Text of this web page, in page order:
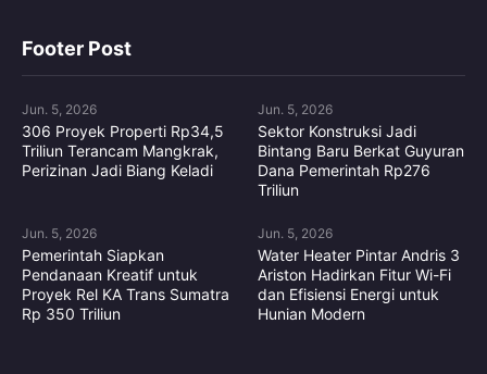
Footer Post
Jun. 5, 2026
306 Proyek Properti Rp34,5
Triliun Terancam Mangkrak,
Perizinan Jadi Biang Keladi
Jun. 5, 2026
Sektor Konstruksi Jadi
Bintang Baru Berkat Guyuran
Dana Pemerintah Rp276
Triliun
Jun. 5, 2026
Pemerintah Siapkan
Pendanaan Kreatif untuk
Proyek Rel KA Trans Sumatra
Rp 350 Triliun
Jun. 5, 2026
Water Heater Pintar Andris 3
Ariston Hadirkan Fitur Wi-Fi
dan Efisiensi Energi untuk
Hunian Modern